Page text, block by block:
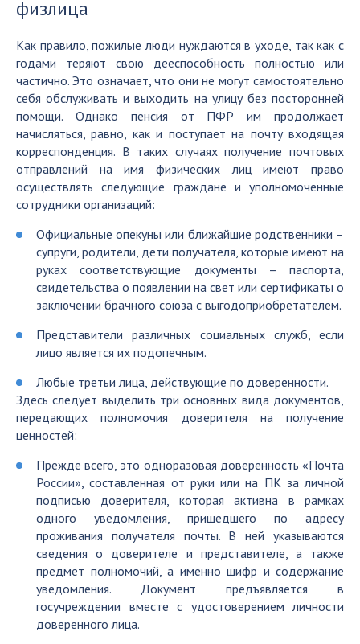
физлица
Как правило, пожилые люди нуждаются в уходе, так как с
годами теряют свою дееспособность полностью или
частично. Это означает, что они не могут самостоятельно
себя обслуживать и выходить на улицу без посторонней
помощи. Однако пенсия от ПФР им продолжает
начисляться, равно, как и поступает на почту входящая
корреспонденция. В таких случаях получение почтовых
отправлений на имя физических лиц имеют право
осуществлять следующие граждане и уполномоченные
сотрудники организаций:
Официальные опекуны или ближайшие родственники –
супруги, родители, дети получателя, которые имеют на
руках соответствующие документы – паспорта,
свидетельства о появлении на свет или сертификаты о
заключении брачного союза с выгодоприобретателем.
Представители различных социальных служб, если
лицо является их подопечным.
Любые третьи лица, действующие по доверенности.
Здесь следует выделить три основных вида документов,
передающих полномочия доверителя на получение
ценностей:
Прежде всего, это одноразовая доверенность «Почта
России», составленная от руки или на ПК за личной
подписью доверителя, которая активна в рамках
одного уведомления, пришедшего по адресу
проживания получателя почты. В ней указываются
сведения о доверителе и представителе, а также
предмет полномочий, а именно шифр и содержание
уведомления. Документ предъявляется в
госучреждении вместе с удостоверением личности
доверенного лица.